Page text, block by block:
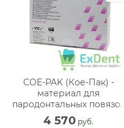
COE-PAK (Кое-Пак) -
материал для
пародонтальных повязок
(90 г+ 90 г)
4 570 руб.